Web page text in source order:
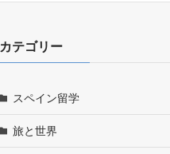
カテゴリー
スペイン留学
旅と世界